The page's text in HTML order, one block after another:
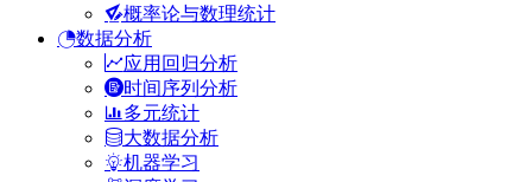
概率论与数理统计
数据分析
应用回归分析
时间序列分析
多元统计
大数据分析
机器学习